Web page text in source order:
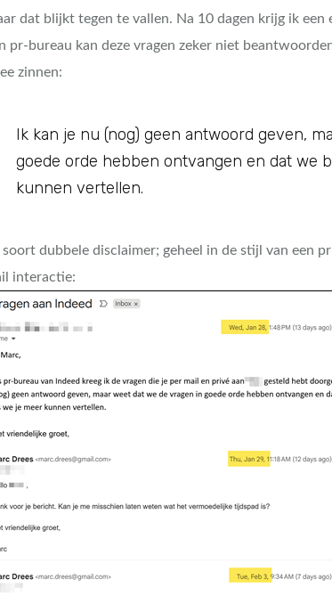
dat blijkt tegen te vallen. Na 10 dagen krijg ik een
pr-bureau kan deze vragen zeker niet
zinnen:
Ik kan je nu (nog) geen antwoord geven,
goede orde hebben ontvangen en dat we
kunnen vertellen.
soort dubbele disclaimer; geheel in de stijl van een
interactie: